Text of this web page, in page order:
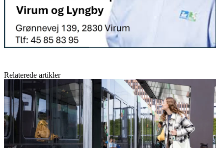
Relaterede artikler